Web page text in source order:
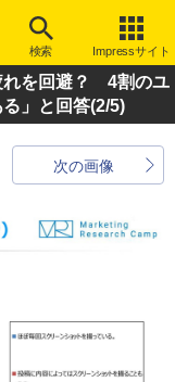
検索 Impressサイト
れを回避？ 4割のユ
」と回答(2/5)
次の画像